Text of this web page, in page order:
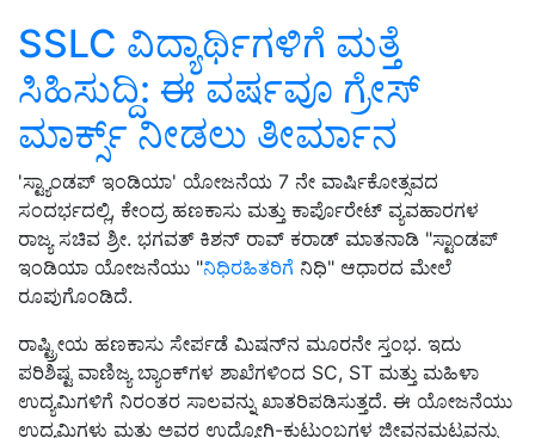
SSLC ವಿದ್ಯಾರ್ಥಿಗಳಿಗೆ ಮತ್ತೆ
ಸಿಹಿಸುದ್ದಿ: ಈ ವರ್ಷವೂ ಗ್ರೇಸ್
ಮಾರ್ಕ್ಸ್‌ ನೀಡಲು ತೀರ್ಮಾನ
'ಸ್ಟ್ಯಾಂಡಪ್ ಇಂಡಿಯಾ' ಯೋಜನೆಯ 7 ನೇ ವಾರ್ಷಿಕೋತ್ಸವದ
ಸಂದರ್ಭದಲ್ಲಿ, ಕೇಂದ್ರ ಹಣಕಾಸು ಮತ್ತು ಕಾರ್ಪೊರೇಟ್ ವ್ಯವಹಾರಗಳ
ರಾಜ್ಯ ಸಚಿವ ಶ್ರೀ. ಭಗವತ್ ಕಿಶನ್ ರಾವ್ ಕರಾಡ್ ಮಾತನಾಡಿ "ಸ್ಟಾಂಡಪ್
ಇಂಡಿಯಾ ಯೋಜನೆಯು "ನಿಧಿರಹಿತರಿಗೆ ನಿಧಿ" ಆಧಾರದ ಮೇಲೆ
ರೂಪುಗೊಂಡಿದೆ.
ರಾಷ್ಟ್ರೀಯ ಹಣಕಾಸು ಸೇರ್ಪಡೆ ಮಿಷನ್‌ನ ಮೂರನೇ ಸ್ತಂಭ. ಇದು
ಪರಿಶಿಷ್ಟ ವಾಣಿಜ್ಯ ಬ್ಯಾಂಕ್‌ಗಳ ಶಾಖೆಗಳಿಂದ SC, ST ಮತ್ತು ಮಹಿಳಾ
ಉದ್ಯಮಿಗಳಿಗೆ ನಿರಂತರ ಸಾಲವನ್ನು ಖಾತರಿಪಡಿಸುತ್ತದೆ. ಈ ಯೋಜನೆಯು
ಉದ್ಯಮಿಗಳು ಮತ್ತು ಅವರ ಉದ್ಯೋಗಿ-ಕುಟುಂಬಗಳ ಜೀವನಮಟ್ಟವನ್ನು